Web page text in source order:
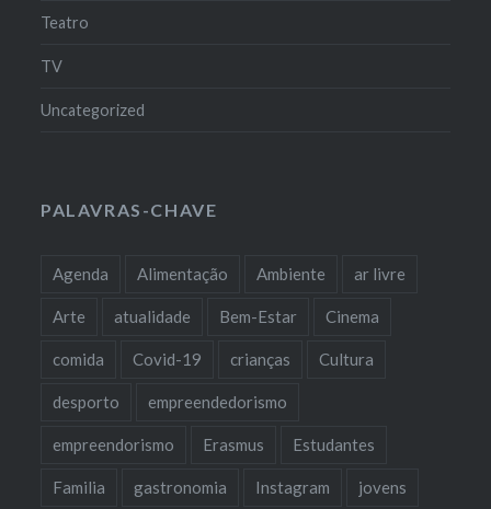
Teatro
TV
Uncategorized
PALAVRAS-CHAVE
Agenda Alimentação Ambiente ar livre
Arte atualidade Bem-Estar Cinema
comida Covid-19 crianças Cultura
desporto empreendedorismo
empreendorismo Erasmus Estudantes
Familia gastronomia Instagram jovens